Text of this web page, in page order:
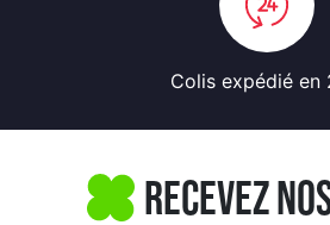
Colis expédié en
Recevez